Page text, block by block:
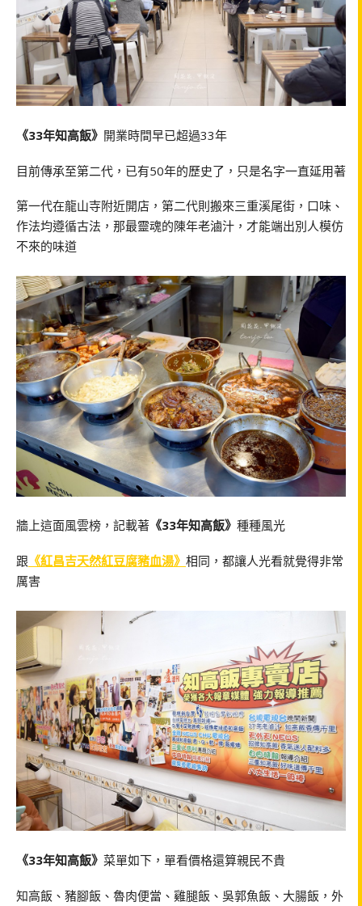
《33年知高飯》 開業時間早已超過33年
目前傳承至第二代，已有50年的歷史了，只是名字一直延用著
第一代在龍山寺附近開店，第二代則搬來三重溪尾街，口味、
作法均遵循古法，那最靈魂的陳年老滷汁，才能端出別人模仿
不來的味道
牆上這面風雲榜，記載著 《33年知高飯》 種種風光
跟 《紅昌吉天然紅豆腐豬血湯》 相同，都讓人光看就覺得非常
厲害
《33年知高飯》 菜單如下，單看價格還算親民不貴
知高飯、豬腳飯、魯肉便當、雞腿飯、吳郭魚飯、大腸飯，外